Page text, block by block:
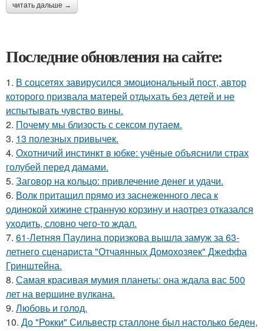
читать дальше →
Последние обновления на сайте:
1. В соцсетях завирусился эмоциональный пост, автор
которого призвала матерей отдыхать без детей и не
испытывать чувство вины.
2. Почему мы близость с сексом путаем.
3. 13 полезных привычек.
4. Охотничий инстинкт в юбке: учёные объяснили страх
голубей перед дамами.
5. Заговор на кольцо: привлечение денег и удачи.
6. Волк притащил прямо из заснеженного леса к
одинокой хижине странную корзину и наотрез отказался
уходить, словно чего-то ждал.
7. 61-Летняя Паулина поризкова вышла замуж за 63-
летнего сценариста "Отчаянных Домохозяек" Джеффа
Гринштейна.
8. Самая красивая мумия планеты: она ждала вас 500
лет на вершине вулкана.
9. Любовь и гoлoд.
10. До "Рокки" Сильвестр сталлоне был настолько беден,